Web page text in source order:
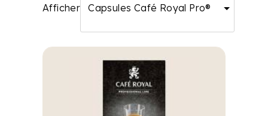
Afficher Capsules Café Royal Pro®